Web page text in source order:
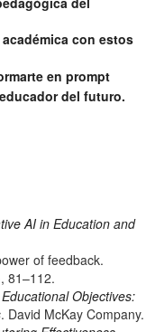
con estos
en prompt
del futuro.
AI in Education and
of feedback.
81–112.
Objectives:
. David McKay Company.